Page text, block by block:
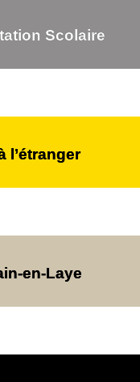
Scolaire
l’étranger
en-Laye